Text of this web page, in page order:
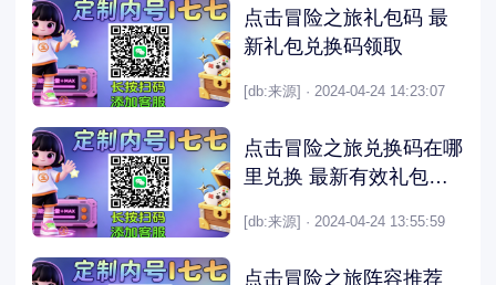
点击冒险之旅礼包码 最
新礼包兑换码领取
[db:来源] · 2024-04-24 14:23:07
点击冒险之旅兑换码在哪
里兑换 最新有效礼包激
[db:来源] · 2024-04-24 13:55:59
点击冒险之旅阵容推荐